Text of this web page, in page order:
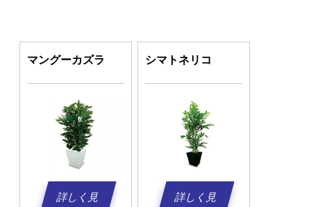
マングーカズラ
詳しく見
シマトネリコ
詳しく見